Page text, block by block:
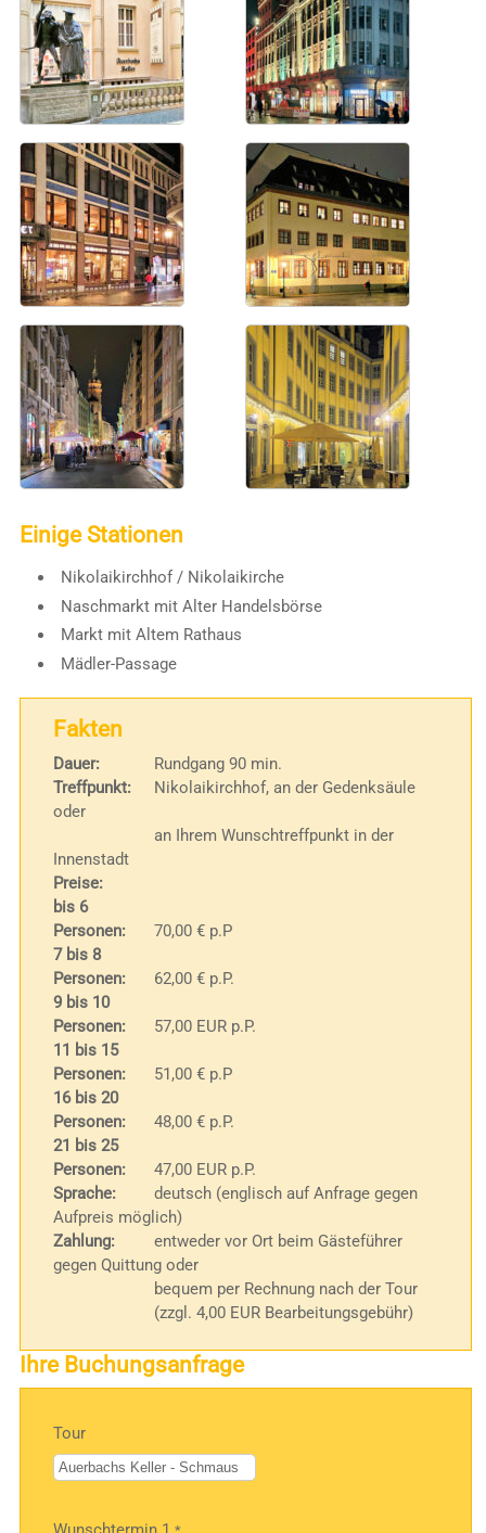
Einige Stationen
Nikolaikirchhof / Nikolaikirche
Naschmarkt mit Alter Handelsbörse
Markt mit Altem Rathaus
Mädler-Passage
Fakten
Dauer:
Rundgang 90 min.
Treffpunkt:
Nikolaikirchhof, an der Gedenksäule
oder
an Ihrem Wunschtreffpunkt in der
Innenstadt
Preise:
bis 6
Personen:
70,00 € p.P
7 bis 8
Personen:
62,00 € p.P.
9 bis 10
Personen:
57,00 EUR p.P.
11 bis 15
Personen:
51,00 € p.P
16 bis 20
Personen:
48,00 € p.P.
21 bis 25
Personen:
47,00 EUR p.P.
Sprache:
deutsch (englisch auf Anfrage gegen
Aufpreis möglich)
Zahlung:
entweder vor Ort beim Gästeführer
gegen Quittung oder
bequem per Rechnung nach der Tour
(zzgl. 4,00 EUR Bearbeitungsgebühr)
Ihre Buchungsanfrage
Tour